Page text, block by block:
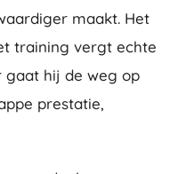
maakt. Het
training vergt echte
gaat hij de weg op
prestatie,